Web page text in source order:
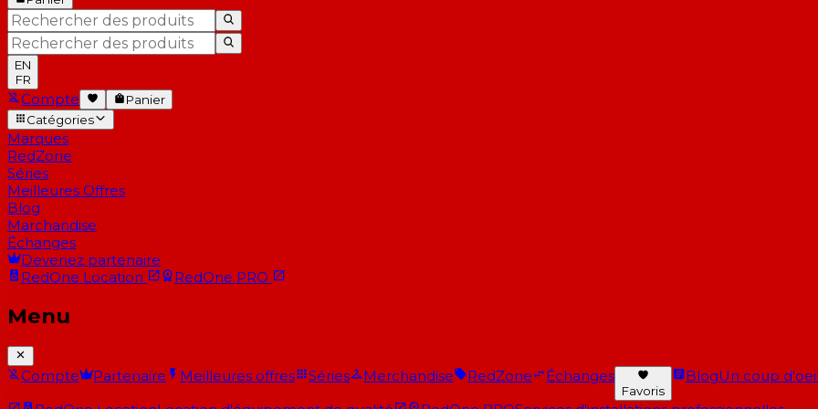
EN
FR
Compte
Panier
Catégories
Marques
RedZone
Séries
Meilleures Offres
Blog
Marchandise
Échanges
Devenez partenaire
RedOne Location RedOne PRO
Menu
Compte Partenaire Meilleures offres Séries Merchandise RedZone Échanges
Favoris
BlogUn coup